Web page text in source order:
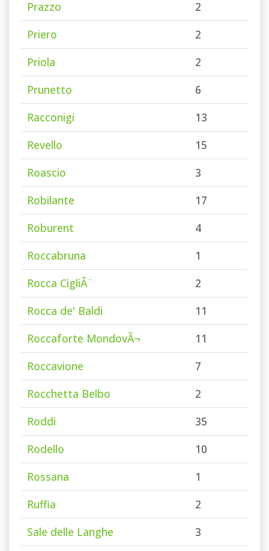
Prazzo
2
Priero
2
Priola
2
Prunetto
6
Racconigi
13
Revello
15
Roascio
3
Robilante
17
Roburent
4
Roccabruna
1
Rocca CigliÃ¨
2
Rocca de' Baldi
11
Roccaforte MondovÃ¬
11
Roccavione
7
Rocchetta Belbo
2
Roddi
35
Rodello
10
Rossana
1
Ruffia
2
Sale delle Langhe
3